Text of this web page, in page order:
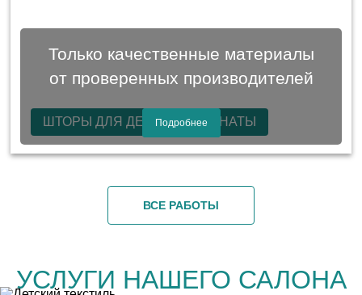
Только качественные материалы
от проверенных производителей
Подробнее
ШТОРЫ ДЛЯ ДЕТСКОЙ КОМНАТЫ
ВСЕ РАБОТЫ
УСЛУГИ НАШЕГО САЛОНА